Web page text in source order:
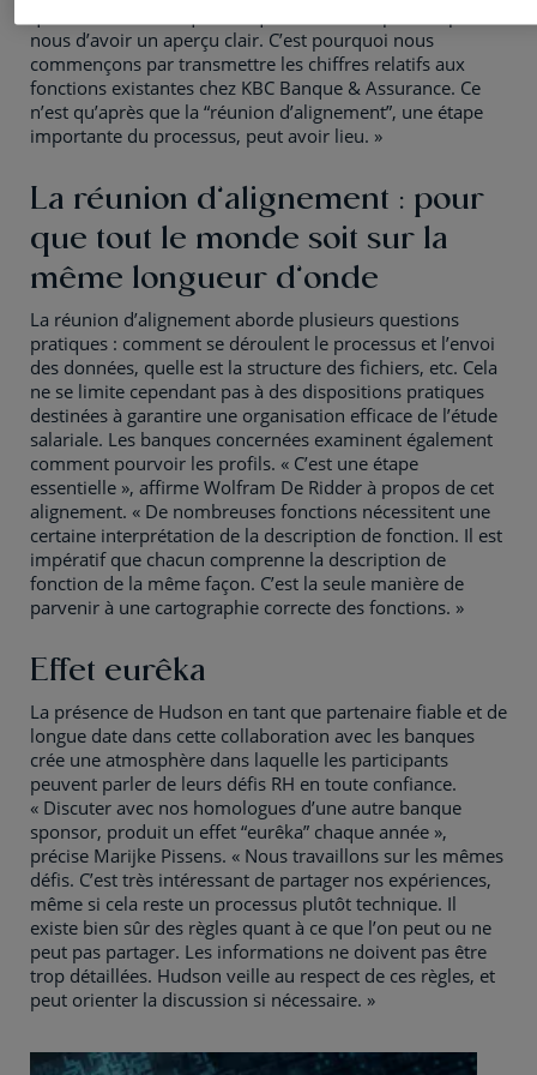
nous d’avoir un aperçu clair. C’est pourquoi nous
commençons par transmettre les chiffres relatifs aux
fonctions existantes chez KBC Banque & Assurance. Ce
n’est qu’après que la “réunion d’alignement”, une étape
importante du processus, peut avoir lieu. »
La réunion d’alignement : pour
que tout le monde soit sur la
même longueur d’onde
La réunion d’alignement aborde plusieurs questions
pratiques : comment se déroulent le processus et l’envoi
des données, quelle est la structure des fichiers, etc. Cela
ne se limite cependant pas à des dispositions pratiques
destinées à garantire une organisation efficace de l’étude
salariale. Les banques concernées examinent également
comment pourvoir les profils. « C’est une étape
essentielle », affirme Wolfram De Ridder à propos de cet
alignement. « De nombreuses fonctions nécessitent une
certaine interprétation de la description de fonction. Il est
impératif que chacun comprenne la description de
fonction de la même façon. C’est la seule manière de
parvenir à une cartographie correcte des fonctions. »
Effet eurêka
La présence de Hudson en tant que partenaire fiable et de
longue date dans cette collaboration avec les banques
crée une atmosphère dans laquelle les participants
peuvent parler de leurs défis RH en toute confiance.
« Discuter avec nos homologues d’une autre banque
sponsor, produit un effet “eurêka” chaque année »,
précise Marijke Pissens. « Nous travaillons sur les mêmes
défis. C’est très intéressant de partager nos expériences,
même si cela reste un processus plutôt technique. Il
existe bien sûr des règles quant à ce que l’on peut ou ne
peut pas partager. Les informations ne doivent pas être
trop détaillées. Hudson veille au respect de ces règles, et
peut orienter la discussion si nécessaire. »